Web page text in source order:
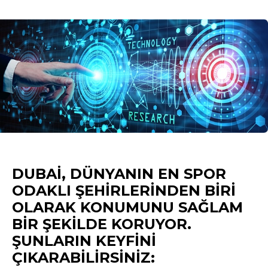
DUBAI, DÜNYANIN EN SPOR
ODAKLI ŞEHIRLERINDEN BIRI
OLARAK KONUMUNU SAĞLAM
BIR ŞEKILDE KORUYOR.
ŞUNLARIN KEYFINI
ÇIKARABILIRSINIZ: